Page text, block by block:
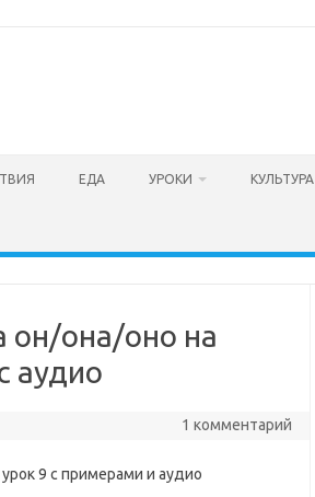
ЕДА УРОКИ КУЛЬТУРА
он/она/оно на
аудио
1 комментарий